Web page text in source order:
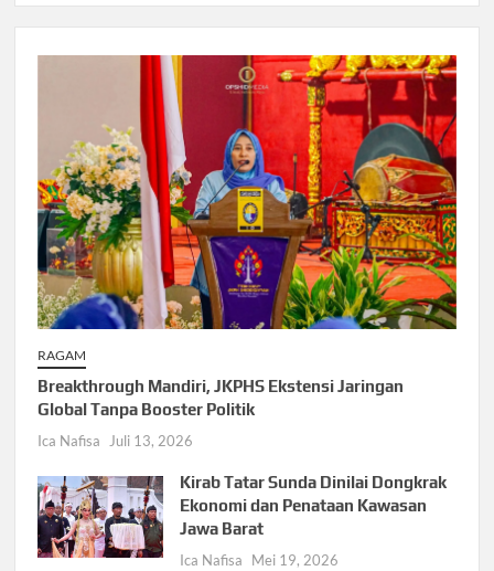
RAGAM
Breakthrough Mandiri, JKPHS Ekstensi Jaringan
Global Tanpa Booster Politik
Ica Nafisa Juli 13, 2026
Kirab Tatar Sunda Dinilai Dongkrak
Ekonomi dan Penataan Kawasan
Jawa Barat
Ica Nafisa Mei 19, 2026